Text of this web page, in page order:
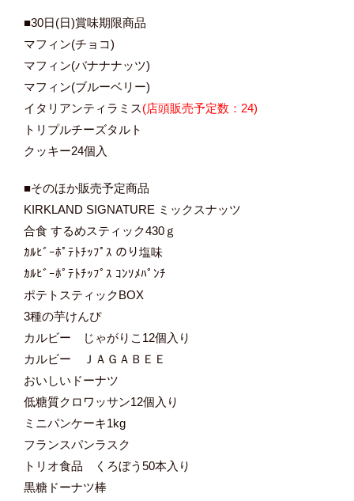
■30日(日)賞味期限商品
マフィン(チョコ)
マフィン(バナナナッツ)
マフィン(ブルーベリー)
イタリアンティラミス(店頭販売予定数：24)
トリプルチーズタルト
クッキー24個入
■そのほか販売予定商品
KIRKLAND SIGNATURE ミックスナッツ
合食 するめスティック430ｇ
ｶﾙﾋﾞｰﾎﾟﾃﾄﾁｯﾌﾟｽ のり塩味
ｶﾙﾋﾞｰﾎﾟﾃﾄﾁｯﾌﾟｽ ｺﾝｿﾒﾊﾟﾝﾁ
ポテトスティックBOX
3種の芋けんぴ
カルビー じゃがりこ12個入り
カルビー ＪＡＧＡＢＥＥ
おいしいドーナツ
低糖質クロワッサン12個入り
ミニパンケーキ1kg
フランスパンラスク
トリオ食品 くろぼう50本入り
黒糖ドーナツ棒